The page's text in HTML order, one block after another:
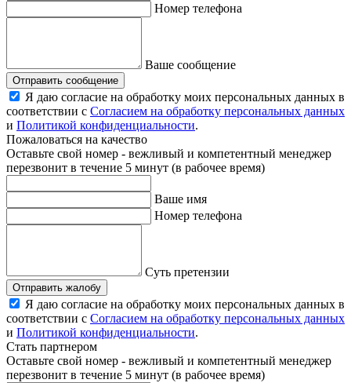
Номер телефона
Ваше сообщение
Отправить сообщение
Я даю согласие на обработку моих персональных данных в
соответствии с Согласием на обработку персональных данных
и Политикой конфиденциальности.
Пожаловаться на качество
Оставьте свой номер - вежливый и компетентный менеджер
перезвонит в течение 5 минут (в рабочее время)
Ваше имя
Номер телефона
Суть претензии
Отправить жалобу
Я даю согласие на обработку моих персональных данных в
соответствии с Согласием на обработку персональных данных
и Политикой конфиденциальности.
Стать партнером
Оставьте свой номер - вежливый и компетентный менеджер
перезвонит в течение 5 минут (в рабочее время)